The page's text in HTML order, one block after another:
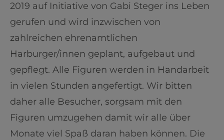
2019 auf Initiative von Gabi Steger ins Leben
gerufen und wird inzwischen von
zahlreichen ehrenamtlichen
Harburger/innen geplant, aufgebaut und
gepflegt. Alle Figuren werden in Handarbeit
in vielen Stunden angefertigt. Wir bitten
daher alle Besucher, sorgsam mit den
Figuren umzugehen damit wir alle über
Monate viel Spaß daran haben können. Die